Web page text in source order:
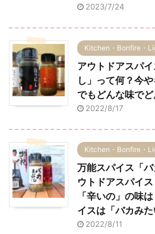
2023/7/24
Kitchen・Bonfire・
アウトドアスパ
し」って何？今
でもどんな味で
2022/8/17
Kitchen・Bonfire・
万能スパイス「
ウトドアスパイ
「辛いの」の味
イスは「バカみ
2022/8/11